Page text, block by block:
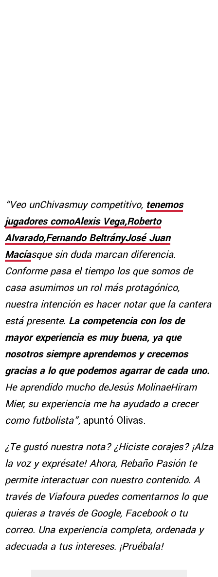
“Veo unChivasmuy competitivo, tenemos
jugadores comoAlexis Vega,Roberto
Alvarado,Fernando BeltrányJosé Juan
Macíasque sin duda marcan diferencia.
Conforme pasa el tiempo los que somos de
casa asumimos un rol más protagónico,
nuestra intención es hacer notar que la cantera
está presente. La competencia con los de
mayor experiencia es muy buena, ya que
nosotros siempre aprendemos y crecemos
gracias a lo que podemos agarrar de cada uno.
He aprendido mucho deJesús MolinaeHiram
Mier, su experiencia me ha ayudado a crecer
como futbolista”, apuntó Olivas.
¿Te gustó nuestra nota? ¿Hiciste corajes? ¡Alza
la voz y exprésate! Ahora, Rebaño Pasión te
permite interactuar con nuestro contenido. A
través de Viafoura puedes comentarnos lo que
quieras a través de Google, Facebook o tu
correo. Una experiencia completa, ordenada y
adecuada a tus intereses. ¡Pruébala!